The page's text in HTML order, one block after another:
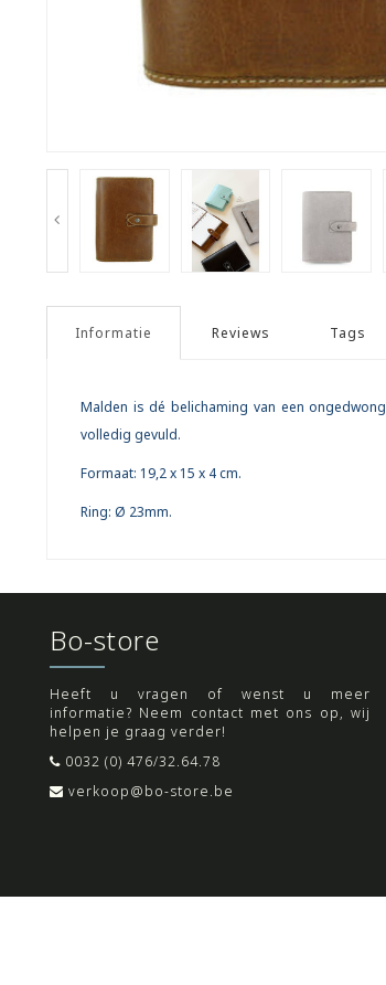
Informatie Reviews Tags
Malden is dé belichaming van een
volledig gevuld.
Formaat: 19,2 x 15 x 4 cm.
Ring: Ø 23mm.
Bo-store
Heeft u vragen of wenst u meer
informatie? Neem contact met ons op, wij
helpen je graag verder!
0032 (0) 476/32.64.78
verkoop@bo-store.be